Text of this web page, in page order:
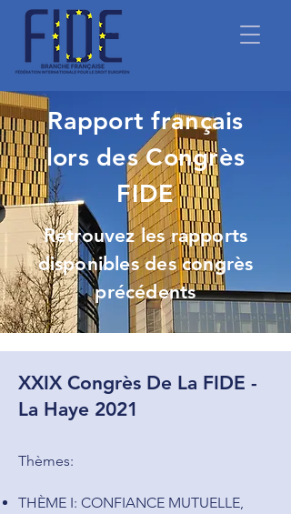
Rapport français
lors des Congrès
FIDE
Retrouvez les rapports
disponibles des congrès
précédents
XXIX Congrès De La FIDE -
La Haye 2021
Thèmes:
THÈME I: CONFIANCE MUTUELLE,